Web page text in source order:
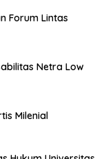
Forum Lintas
Netra Low
Milenial